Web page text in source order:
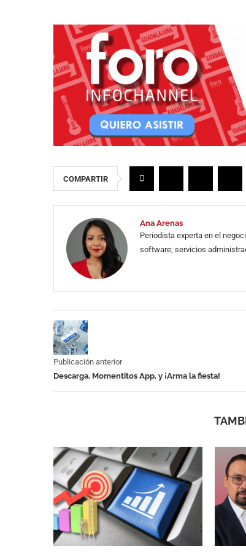
COMPARTIR
Ana Arenas
Periodista experta en el
software; servicios
Publicación anterior
Descarga, Momentitos App, y ¡Arma la fiesta!